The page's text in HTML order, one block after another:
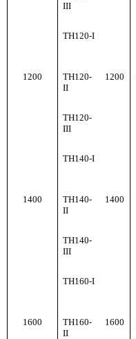
III
ТН120-I
1200
ТН120-
II
1200
ТН120-
III
ТН140-I
1400
ТН140-
II
1400
ТН140-
III
ТН160-I
1600
ТН160-
II
1600